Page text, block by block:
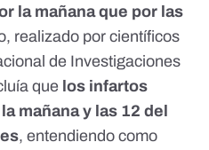
la mañana que por las
, realizado por científicos
de Investigaciones
que los infartos
mañana y las 12 del
, entendiendo como